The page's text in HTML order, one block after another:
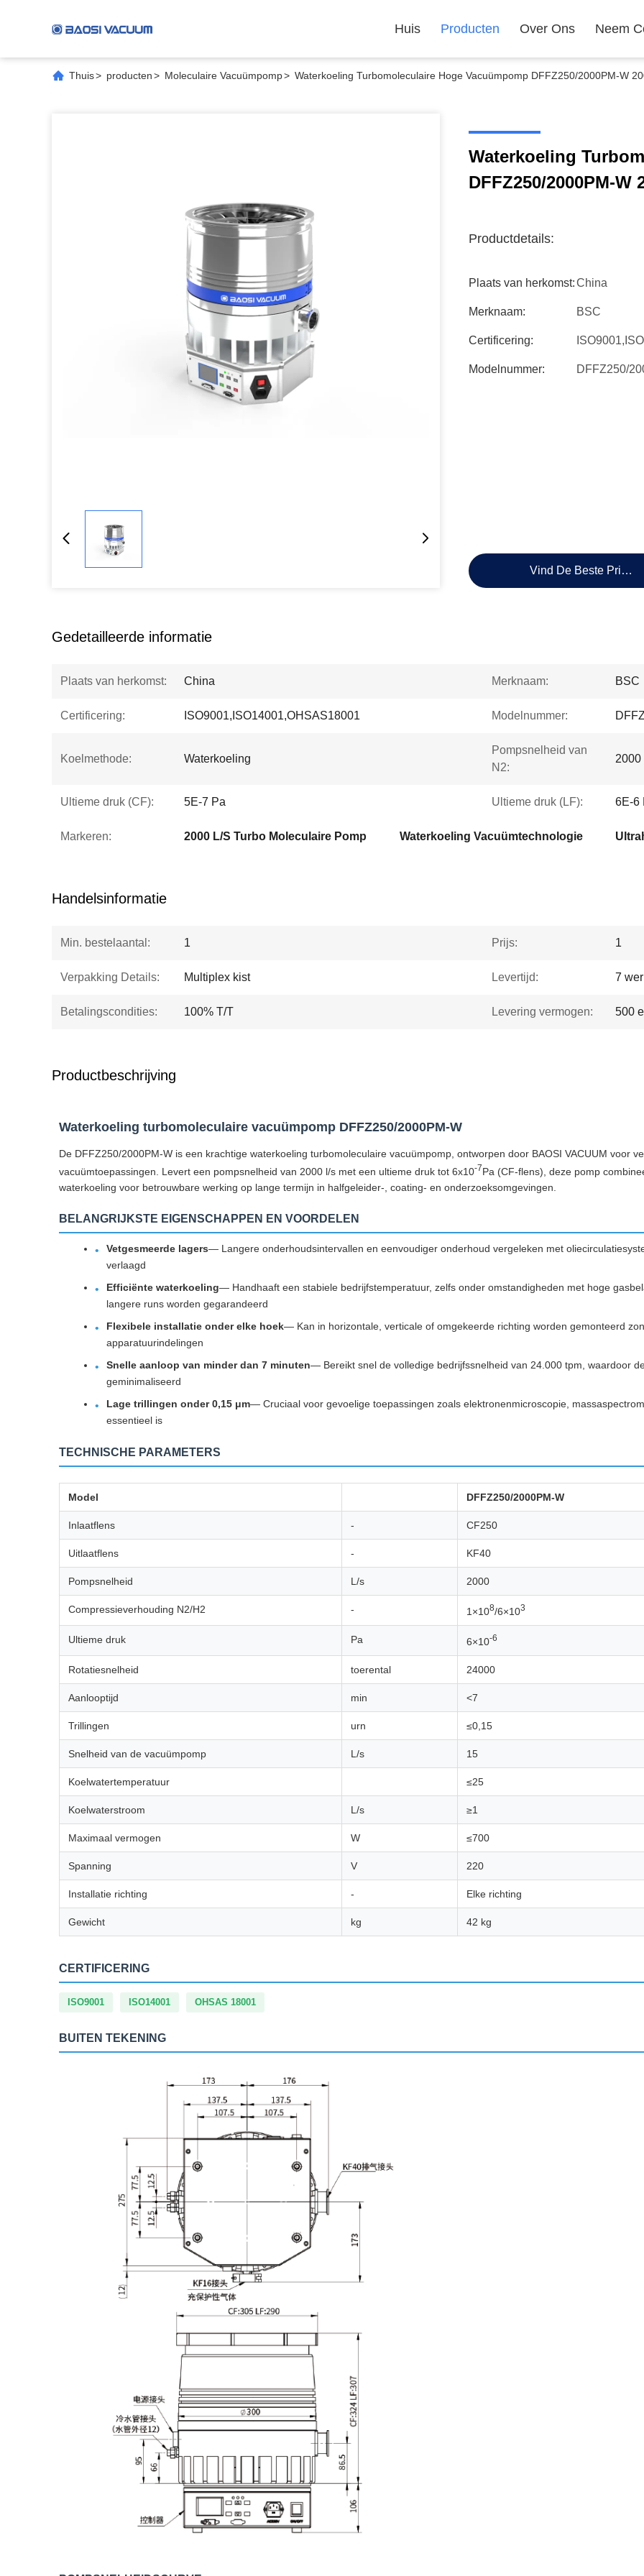
Huis Producten Over Ons Neem
Thuis> producten> Moleculaire Vacuümpomp> Waterkoeling Turbomoleculaire Hoge Vacuümpomp DFFZ250/2000PM-W
Waterkoeling
DFFZ250/2000PM-
Productdetails:
Plaats van herkomst:China
Merknaam: BSC
Certificering:
Modelnummer: DFFZ250/
Vind De Beste Prijs
Gedetailleerde informatie
Plaats van herkomst: China Merknaam: BSC
Certificering: ISO9001,ISO14001,OHSAS18001 Modelnummer:
Koelmethode: Waterkoeling
Pompsnelheid van
N2:
2000
Ultieme druk (CF): 5E-7 Pa Ultieme druk (LF): 6E-6
Markeren: 2000 L/S Turbo Moleculaire Pomp Waterkoeling Vacuümtechnologie
Handelsinformatie
Min. bestelaantal: 1 Prijs: 1
Verpakking Details: Multiplex kist Levertijd: 7
Betalingscondities: 100% T/T Levering vermogen: 500
Productbeschrijving
Waterkoeling turbomoleculaire vacuümpomp DFFZ250/2000PM-W
De DFFZ250/2000PM-W is een krachtige waterkoeling turbomoleculaire vacuümpomp, ontworpen door BAOSI VACUUM voor
vacuümtoepassingen. Levert een pompsnelheid van 2000 l/s met een ultieme druk tot 6x10-7Pa (CF-flens), deze pomp
waterkoeling voor betrouwbare werking op lange termijn in halfgeleider-, coating- en onderzoeksomgevingen.
BELANGRIJKSTE EIGENSCHAPPEN EN VOORDELEN
Vetgesmeerde lagers— Langere onderhoudsintervallen en eenvoudiger onderhoud vergeleken met
verlaagd
Efficiënte waterkoeling— Handhaaft een stabiele bedrijfstemperatuur, zelfs onder omstandigheden met hoge
langere runs worden gegarandeerd
Flexibele installatie onder elke hoek— Kan in horizontale, verticale of omgekeerde richting worden gemonteerd
apparatuurindelingen
Snelle aanloop van minder dan 7 minuten— Bereikt snel de volledige bedrijfssnelheid van 24.000 tpm, waardoor
geminimaliseerd
Lage trillingen onder 0,15 μm— Cruciaal voor gevoelige toepassingen zoals elektronenmicroscopie,
essentieel is
TECHNISCHE PARAMETERS
Model DFFZ250/2000PM-W
Inlaatflens - CF250
Uitlaatflens - KF40
Pompsnelheid L/s 2000
Compressieverhouding N2/H2 - 1×108/6×103
Ultieme druk Pa 6×10-6
Rotatiesnelheid toerental 24000
Aanlooptijd min <7
Trillingen urn ≤0,15
Snelheid van de vacuümpomp L/s 15
Koelwatertemperatuur ≤25
Koelwaterstroom L/s ≥1
Maximaal vermogen W ≤700
Spanning V 220
Installatie richting - Elke richting
Gewicht kg 42 kg
CERTIFICERING
ISO9001 ISO14001 OHSAS 18001
BUITEN TEKENING